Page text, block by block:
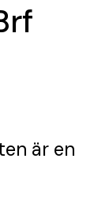
är en